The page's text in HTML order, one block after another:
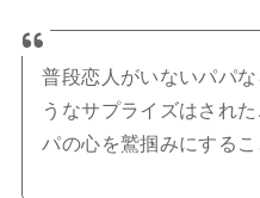
普段恋人がいないパパ
うなサプライズはされ
パの心を鷲掴みにするこ